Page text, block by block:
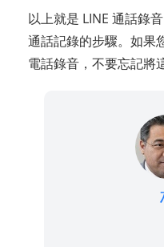
以上就是 LINE 通話錄
通話記錄的步驟。如果
電話錄音，不要忘記將